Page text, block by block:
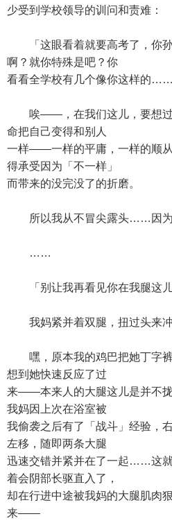
少受到学校领导的训问和责难：
「这眼看着就要高考了，你孙
啊？就你特殊是吧？你
看看全学校有几个像你这样的……
唉——，在我们这儿，要想过
命把自己变得和别人
一样——一样的平庸，一样的顺
得承受因为「不一样」
而带来的没完没了的折磨。
所以我从不冒尖露头……因为
……
「别让我再看见你在我腿这儿
我妈紧并着双腿，扭过头来冲
嘿，原本我的鸡巴把她丁字裤
想到她快速反应了过
来——本来人的大腿这儿是并不
我妈因上次在浴室被
我偷袭之后有了「战斗」经验，
左移，随即两条大腿
迅速交错并紧并在了一起……这
着会阴部长驱直入了，
却在行进中途被我妈的大腿肌肉
来——